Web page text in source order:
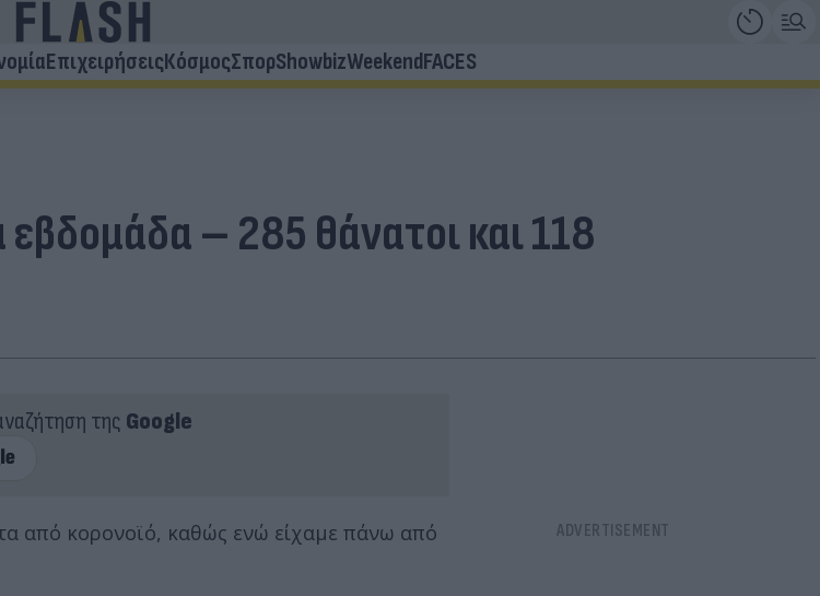
ΕπιχειρήσειςΚόσμοςΣπορShowbizWeekendFACES
– 285 θάνατοι και 118
της Google
από κορονοϊό, καθώς ενώ είχαμε πάνω από